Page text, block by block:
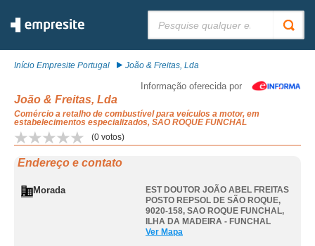
Início Empresite Portugal João & Freitas, Lda
Informação oferecida por
João & Freitas, Lda
Comércio a retalho de combustível para veículos a motor, em
estabelecimentos especializados, SAO ROQUE FUNCHAL
(0 votos)
Endereço e contato
Morada
EST DOUTOR JOÃO ABEL FREITAS
POSTO REPSOL DE SÃO ROQUE,
9020-158, SAO ROQUE FUNCHAL,
ILHA DA MADEIRA - FUNCHAL
Ver Mapa